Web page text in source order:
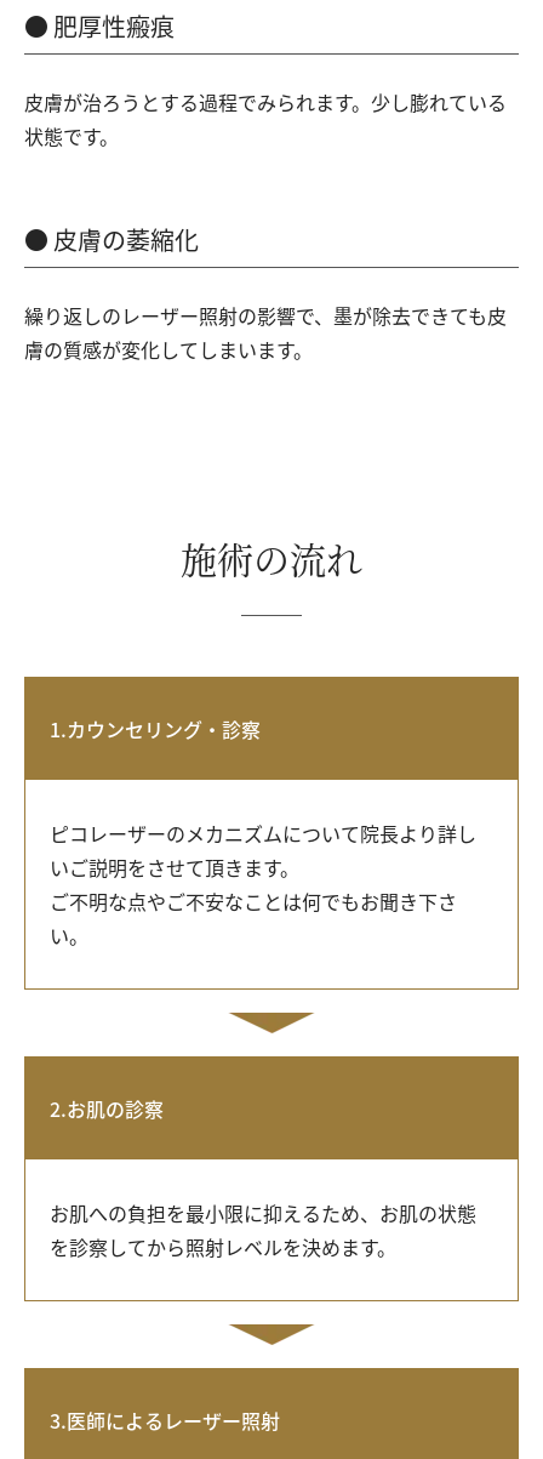
肥厚性瘢痕
皮膚が治ろうとする過程でみられます。少し膨れている
状態です。
皮膚の萎縮化
繰り返しのレーザー照射の影響で、墨が除去できても皮
膚の質感が変化してしまいます。
施術の流れ
1.カウンセリング・診察
ピコレーザーのメカニズムについて院長より詳し
いご説明をさせて頂きます。
ご不明な点やご不安なことは何でもお聞き下さ
い。
2.お肌の診察
お肌への負担を最小限に抑えるため、お肌の状態
を診察してから照射レベルを決めます。
3.医師によるレーザー照射